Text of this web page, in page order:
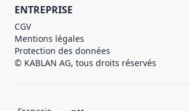
ENTREPRISE
CGV
Mentions légales
Protection des données
© KABLAN AG, tous droits réservés